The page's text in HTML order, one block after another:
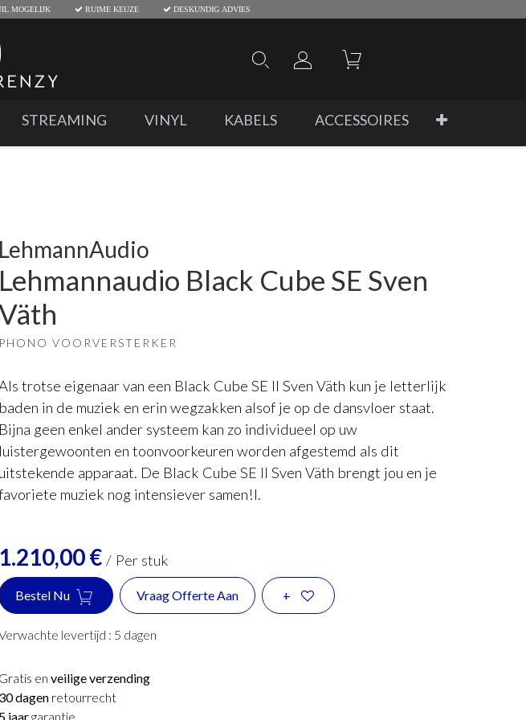
MOGELIJK RUIME KEUZE DESKUNDIG ADVIES
STREAMING VINYL KABELS ACCESSOIRES
LehmannAudio
Lehmannaudio Black Cube SE Sven
PHONO VOORVERSTERKER
trotse eigenaar van een Black Cube SE II Sven Väth kun je letterlijk
baden in de muziek en erin wegzakken alsof je op de dansvloer staat.
Bijna geen enkel ander systeem kan zo individueel op uw
luistergewoonten en toonvoorkeuren worden afgestemd als dit
uitstekende apparaat. De Black Cube SE II Sven Väth brengt jou en je
muziek nog intensiever samen!l.
1.210,00€ / Per stuk
Bestel Nu Vraag Offerte Aan +
levertijd : 5 dagen
Gratis en veilige verzending
30 dagen retourrecht
5 jaargarantie